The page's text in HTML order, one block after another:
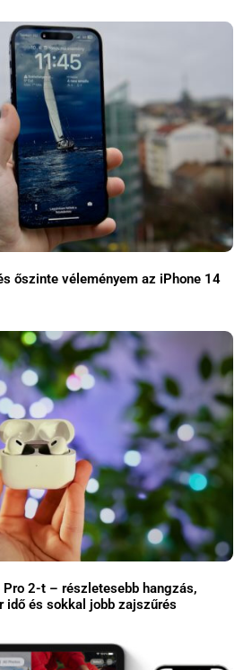
őszinte véleményem az iPhone 14
2-t – részletesebb hangzás,
idő és sokkal jobb zajszűrés